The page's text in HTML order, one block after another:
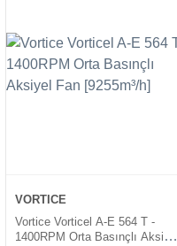
VORTICE
Vortice Vorticel A-E 564 T -
1400RPM Orta Basınçlı Aksiyel